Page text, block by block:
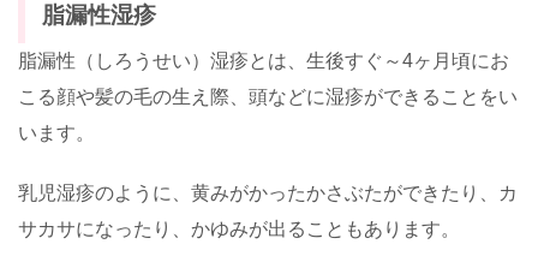
脂漏性湿疹
脂漏性（しろうせい）湿疹とは、生後すぐ～4ヶ月頃にお
こる顔や髪の毛の生え際、頭などに湿疹ができることをい
います。
乳児湿疹のように、黄みがかったかさぶたができたり、カ
サカサになったり、かゆみが出ることもあります。